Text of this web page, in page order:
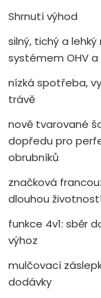
Shrnutí výhod
silný, tichý a
systémem OHV
nízká spotřeba,
trávě
nově tvarované
dopředu pro
obrubníků
značková
dlouhou
funkce 4v1: sběr
výhoz
mulčovací
dodávky